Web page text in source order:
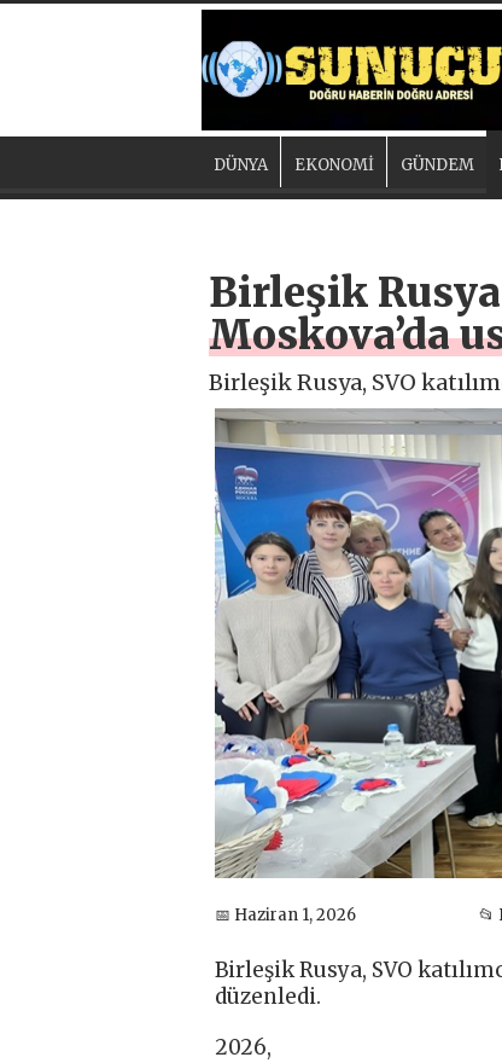
DÜNYA EKONOMİ GÜNDEM
Birleşik
Moskova’da
Birleşik Rusya, SVO
📅 Haziran 1, 2026 📂
Birleşik Rusya, SVO
düzenledi.
2026,